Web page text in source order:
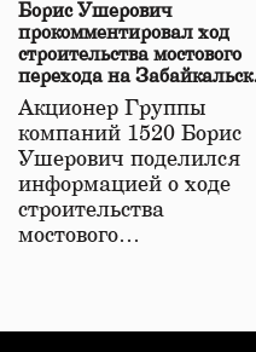
Борис Ушерович
прокомментировал ход
строительства мостового
перехода на
железной дороге
Акционер Группы
компаний 1520 Борис
Ушерович поделился
информацией о ходе
строительства
мостового…